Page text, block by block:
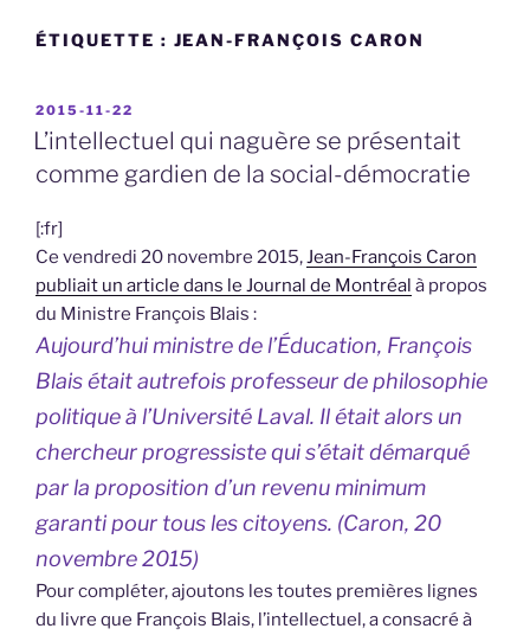
ÉTIQUETTE : JEAN-FRANÇOIS CARON
PUBLIÉ
LE
2015-11-22
L’intellectuel qui naguère se présentait
comme gardien de la social-démocratie
[:fr]
Ce vendredi 20 novembre 2015,Jean-François Caron
publiait un article dans le Journal de Montréal à propos
du Ministre François Blais :
Aujourd’hui ministre de l’Éducation, François
Blaisétait autrefois professeur de philosophie
politique à l’Université Laval. Il était alors un
chercheur progressiste qui s’était démarqué
par la proposition d’un revenu minimum
garanti pour tous les citoyens. (Caron, 20
novembre 2015)
Pour compléter, ajoutons les toutes premières lignes
du livre que François Blais, l’intellectuel, a consacré à